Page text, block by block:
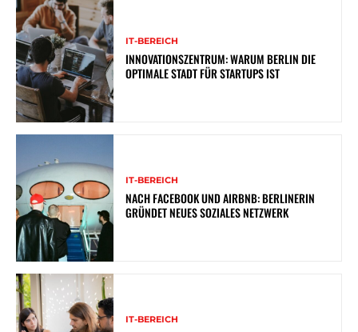
IT-BEREICH
INNOVATIONSZENTRUM: WARUM BERLIN DIE
OPTIMALE STADT FÜR STARTUPS IST
IT-BEREICH
NACH FACEBOOK UND AIRBNB: BERLINERIN
GRÜNDET NEUES SOZIALES NETZWERK
IT-BEREICH